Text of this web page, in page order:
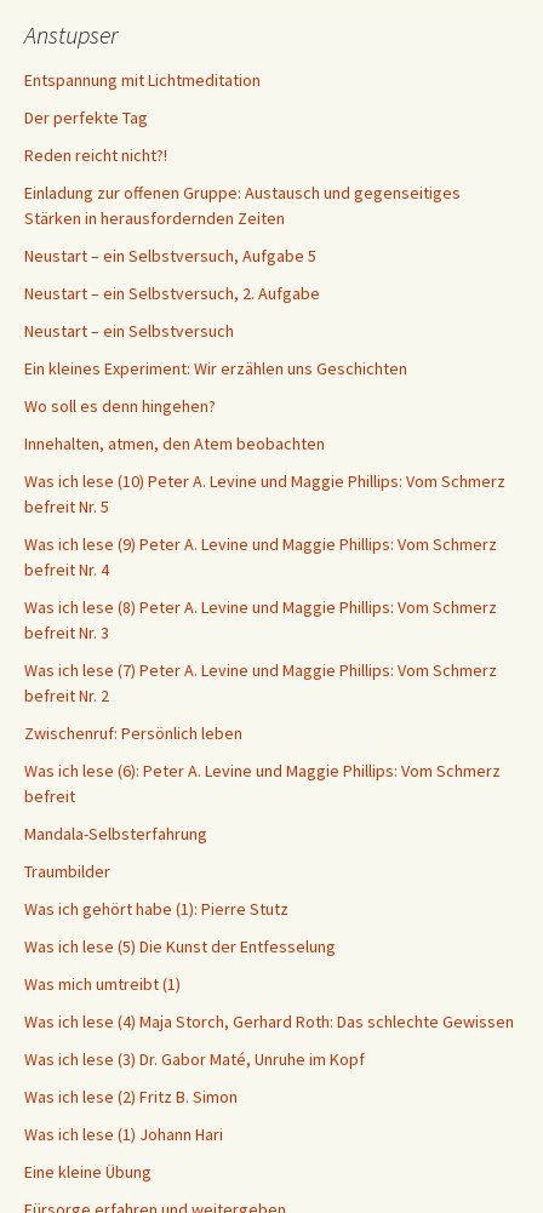
Anstupser
Entspannung mit Lichtmeditation
Der perfekte Tag
Reden reicht nicht?!
Einladung zur offenen Gruppe: Austausch und gegenseitiges
Stärken in herausfordernden Zeiten
Neustart – ein Selbstversuch, Aufgabe 5
Neustart – ein Selbstversuch, 2. Aufgabe
Neustart – ein Selbstversuch
Ein kleines Experiment: Wir erzählen uns Geschichten
Wo soll es denn hingehen?
Innehalten, atmen, den Atem beobachten
Was ich lese (10) Peter A. Levine und Maggie Phillips: Vom Schmerz
befreit Nr. 5
Was ich lese (9) Peter A. Levine und Maggie Phillips: Vom Schmerz
befreit Nr. 4
Was ich lese (8) Peter A. Levine und Maggie Phillips: Vom Schmerz
befreit Nr. 3
Was ich lese (7) Peter A. Levine und Maggie Phillips: Vom Schmerz
befreit Nr. 2
Zwischenruf: Persönlich leben
Was ich lese (6): Peter A. Levine und Maggie Phillips: Vom Schmerz
befreit
Mandala-Selbsterfahrung
Traumbilder
Was ich gehört habe (1): Pierre Stutz
Was ich lese (5) Die Kunst der Entfesselung
Was mich umtreibt (1)
Was ich lese (4) Maja Storch, Gerhard Roth: Das schlechte Gewissen
Was ich lese (3) Dr. Gabor Maté, Unruhe im Kopf
Was ich lese (2) Fritz B. Simon
Was ich lese (1) Johann Hari
Eine kleine Übung